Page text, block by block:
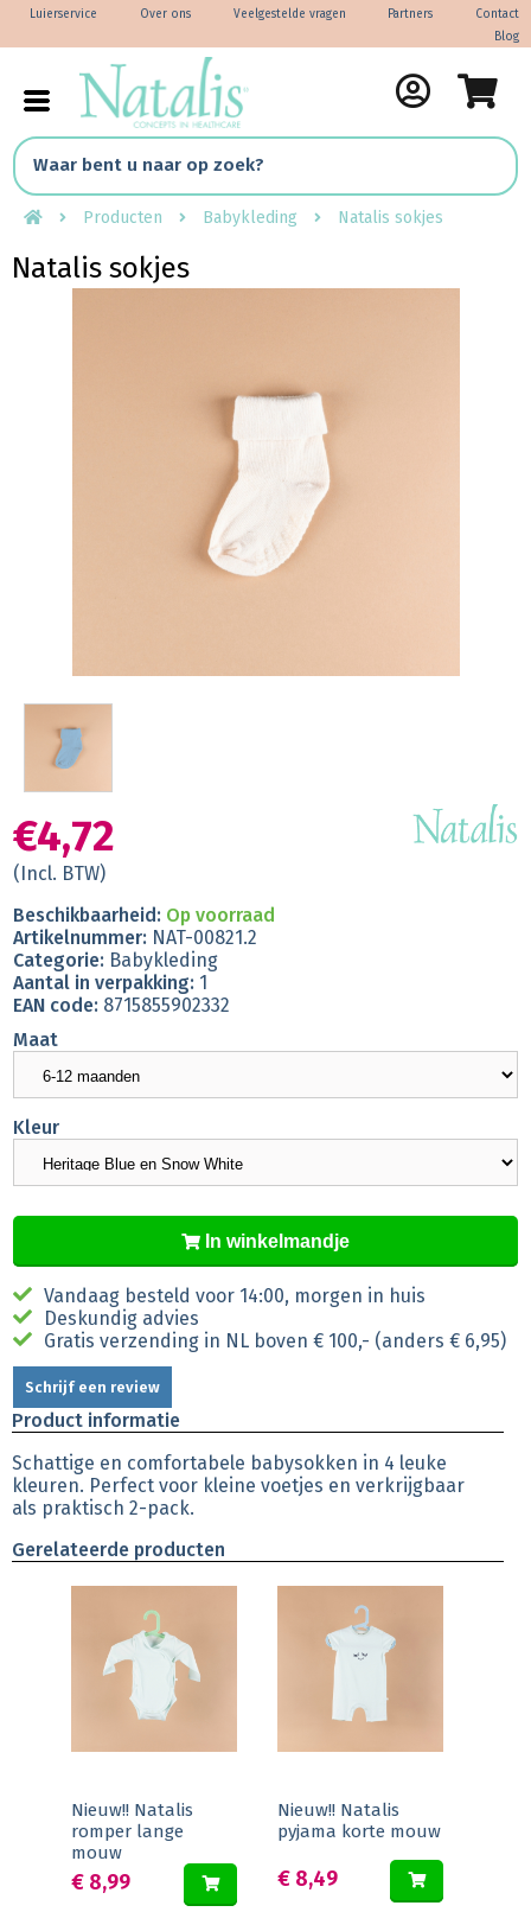
Contact
Partners
Veelgestelde vragen
Over ons
Luierservice
Blog
Producten Babykleding Natalis sokjes
Natalis sokjes
€4,72
(Incl. BTW)
Beschikbaarheid: Op voorraad
Artikelnummer: NAT-00821.2
Categorie: Babykleding
Aantal in verpakking: 1
EAN code: 8715855902332
Maat
Kleur
In winkelmandje
Vandaag besteld voor 14:00, morgen in huis
Deskundig advies
Gratis verzending in NL boven € 100,- (anders € 6,95)
Schrijf een review
Product informatie
Schattige en comfortabele babysokken in 4 leuke
kleuren. Perfect voor kleine voetjes en verkrijgbaar
als praktisch 2-pack.
Gerelateerde producten
Nieuw!! Natalis
romper lange
mouw
€ 8,99
Nieuw!! Natalis
pyjama korte mouw
€ 8,49